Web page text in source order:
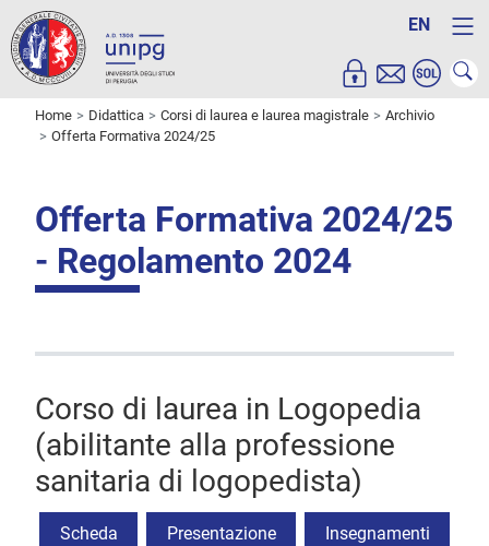
EN
Home Didattica Corsi di laurea e laurea magistrale
Archivio
Offerta Formativa 2024/25
Offerta Formativa 2024/25
- Regolamento 2024
Corso di laurea in Logopedia
(abilitante alla professione
sanitaria di logopedista)
Scheda Presentazione Insegnamenti